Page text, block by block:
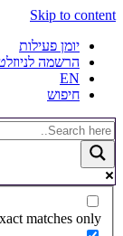
Skip to content
יומן פעילות
הרשמה
EN
חיפוש
matches only